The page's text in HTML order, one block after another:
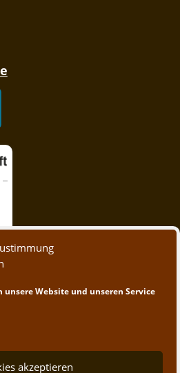
unsere Website und unseren Service
akzeptieren